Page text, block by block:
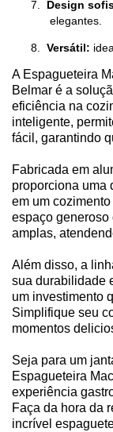
7. Design
elegantes.
8. Versátil:
A Espagueteira
Belmar é a
eficiência na
inteligente,
fácil, garantindo
Fabricada em
proporciona uma
em um
espaço generoso
amplas,
Além disso, a
sua durabilidade
um investimento
Simplifique seu
momentos
Seja para um
Espagueteira
experiência
Faça da hora da
incrível